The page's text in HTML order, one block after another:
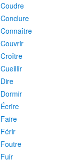
Coudre
Conclure
Connaître
Couvrir
Croître
Cueillir
Dire
Dormir
Écrire
Faire
Férir
Foutre
Fuir